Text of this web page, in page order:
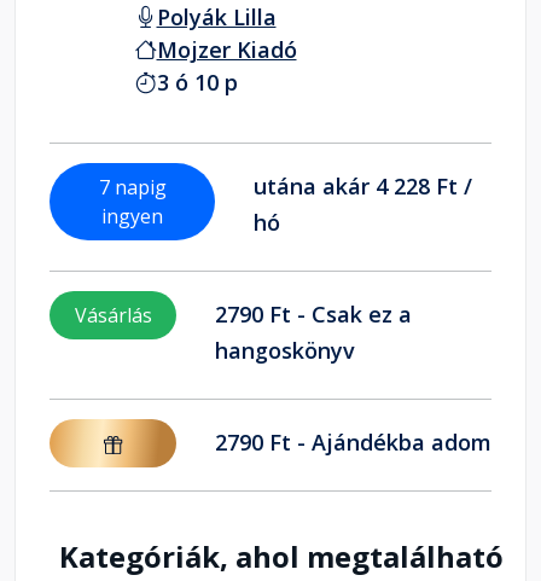
Polyák Lilla
Mojzer Kiadó
3 ó 10 p
7 napig
ingyen
utána akár 4 228 Ft /
hó
Vásárlás
2790 Ft - Csak ez a
hangoskönyv
2790 Ft - Ajándékba adom
Kategóriák, ahol megtalálható